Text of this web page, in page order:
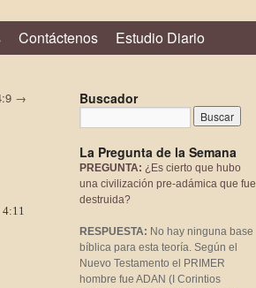
Contáctenos Estudio Diario
→
4:11
Buscador
La Pregunta de la Semana
PREGUNTA: ¿Es cierto que hubo
una civilización pre-adámica que fue
destruida?
RESPUESTA: No hay ninguna base
bíblica para esta teoría. Según el
Nuevo Testamento el PRIMER
hombre fue ADAN (I Corintios